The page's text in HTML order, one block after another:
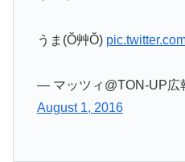
うま(Ŏ艸Ŏ)
— マッツィ@TON-UP広
August 1, 2016